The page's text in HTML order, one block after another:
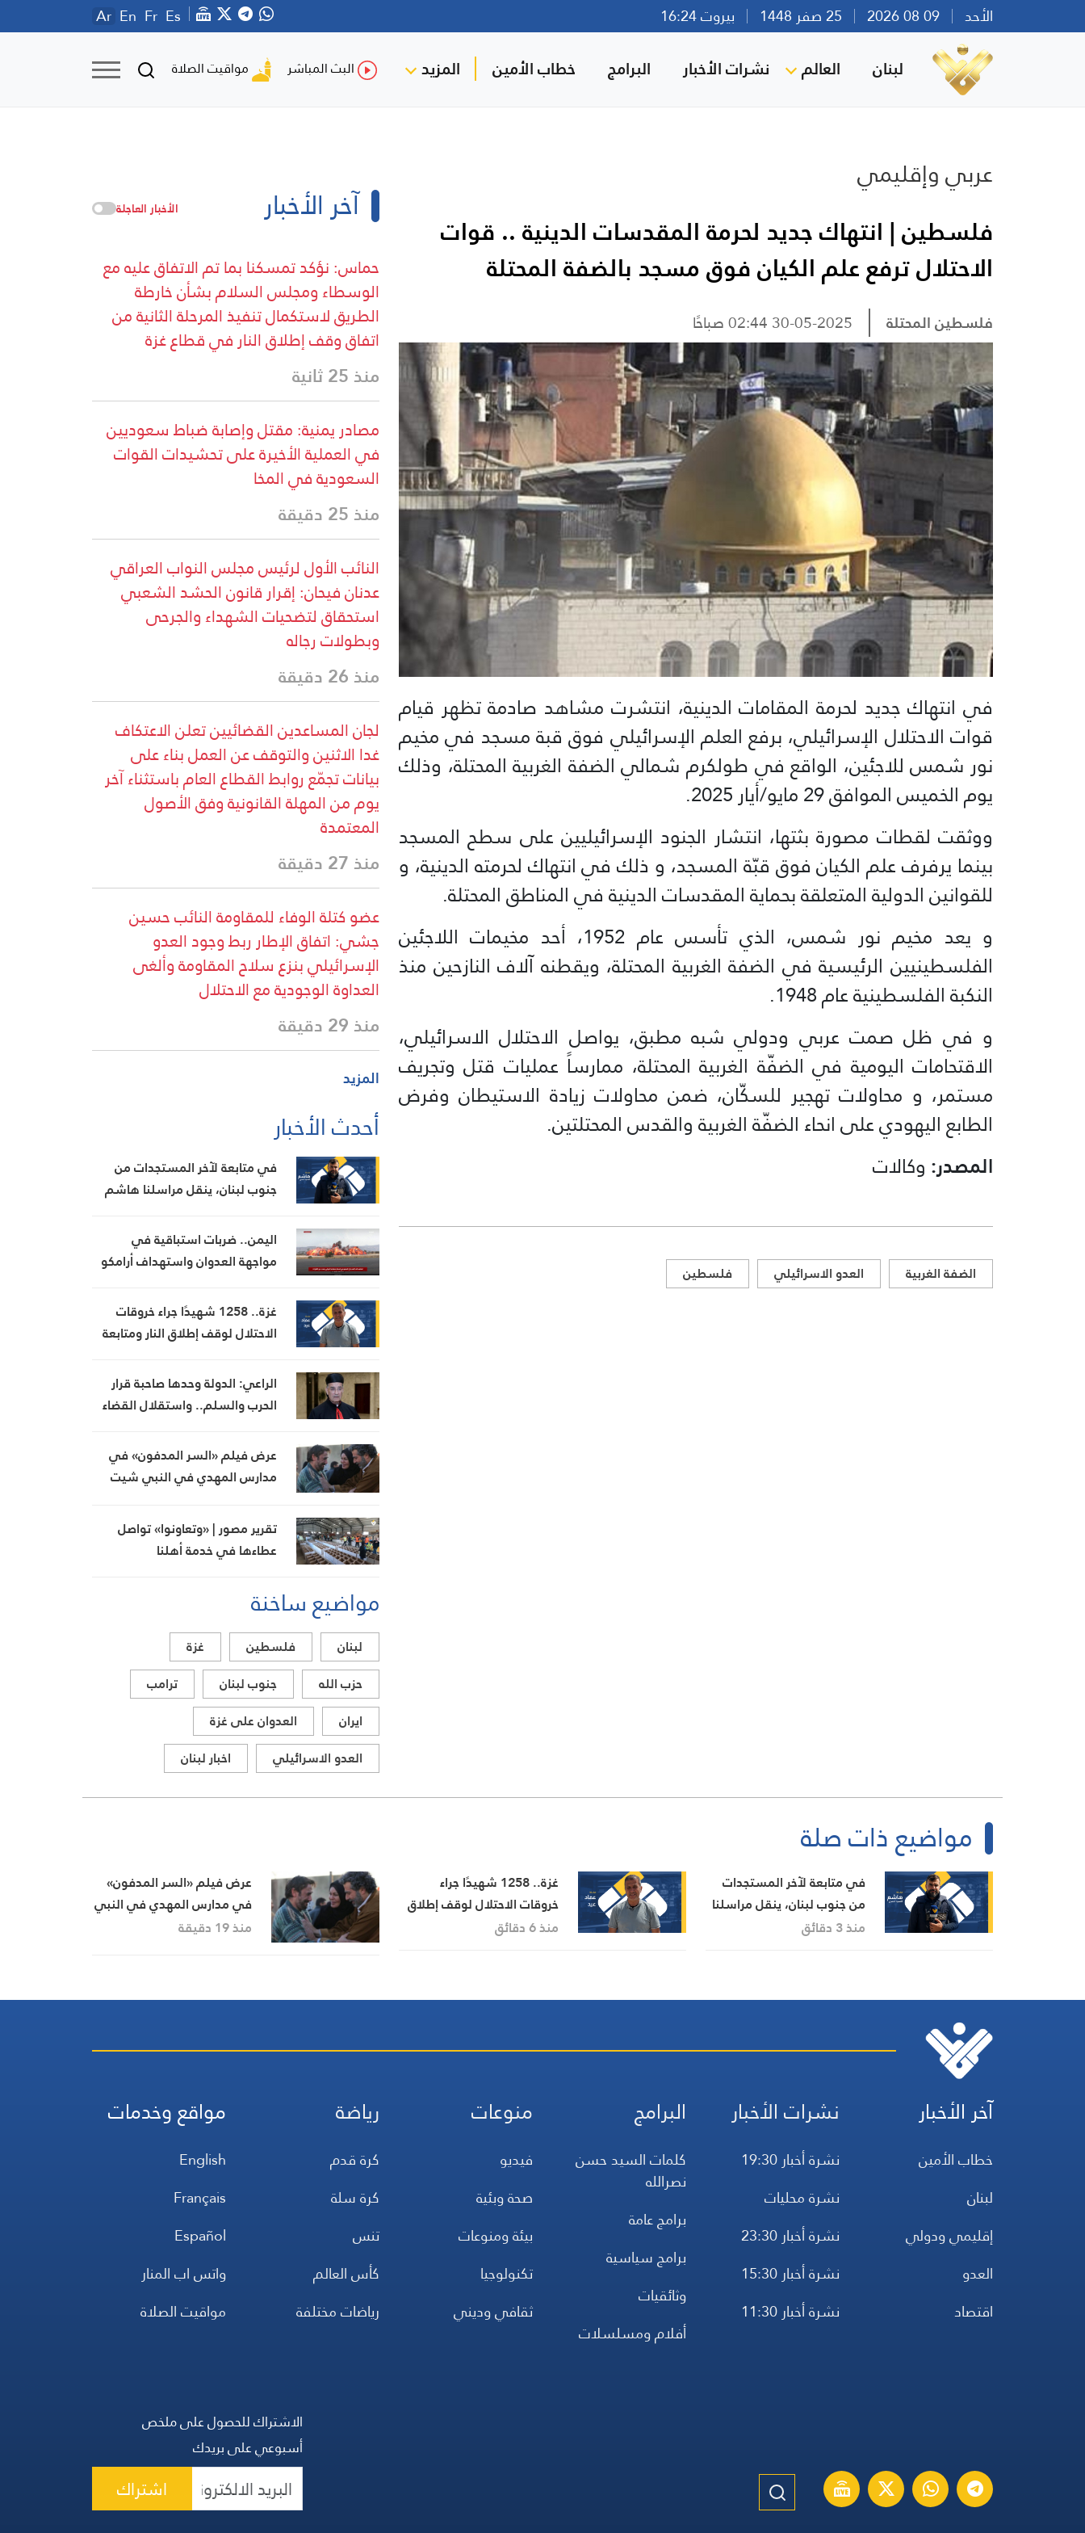
الأحد بيروت 16:24 Ar En Fr Es
لبنان العالم نشرات الأخبار البرامج خطاب الأمين المزيد البث المباشر مواقيت الصلاة
عربي وإقليمي
فلسطين | انتهاك جديد لحرمة المقدسات الدينية .. قوات
الاحتلال ترفع علم الكيان فوق مسجد بالضفة المحتلة
فلسطين المحتلة 30-05-2025 02:44 صباحًا
في انتهاك جديد لحرمة المقامات الدينية، انتشرت مشاهد صادمة تظهر قيام
قوات الاحتلال الإسرائيلي، برفع العلم الإسرائيلي فوق قبة مسجد في مخيم
نور شمس للاجئين، الواقع في طولكرم شمالي الضفة الغربية المحتلة، وذلك
يوم الخميس الموافق 29 مايو/أيار 2025.
ووثقت لقطات مصورة بثتها، انتشار الجنود الإسرائيليين على سطح المسجد
بينما يرفرف علم الكيان فوق قبّة المسجد، و ذلك في انتهاك لحرمته الدينية، و
للقوانين الدولية المتعلقة بحماية المقدسات الدينية في المناطق المحتلة.
و يعد مخيم نور شمس، الذي تأسس عام 1952، أحد مخيمات اللاجئين
الفلسطينيين الرئيسية في الضفة الغربية المحتلة، ويقطنه آلاف النازحين منذ
النكبة الفلسطينية عام 1948.
و في ظل صمت عربي ودولي شبه مطبق، يواصل الاحتلال الاسرائيلي،
الاقتحامات اليومية في الضفّة الغربية المحتلة، ممارساً عمليات قتل وتجريف
مستمر، و محاولات تهجير للسكّان، ضمن محاولات زيادة الاستيطان وفرض
الطابع اليهودي على انحاء الضفّة الغربية والقدس المحتلتين.
المصدر: وكالات
الضفة الغربية العدو الاسرائيلي فلسطين
آخر الأخبار الأخبار العاجلة
حماس: نؤكد تمسكنا بما تم الاتفاق عليه مع
الوسطاء ومجلس السلام بشأن خارطة
الطريق لاستكمال تنفيذ المرحلة الثانية من
اتفاق وقف إطلاق النار في قطاع غزة
منذ 25 ثانية
مصادر يمنية: مقتل وإصابة ضباط سعوديين
في العملية الأخيرة على تحشيدات القوات
السعودية في المخا
منذ 25 دقيقة
النائب الأول لرئيس مجلس النواب العراقي
عدنان فيحان: إقرار قانون الحشد الشعبي
استحقاق لتضحيات الشهداء والجرحى
وبطولات رجاله
منذ 26 دقيقة
لجان المساعدين القضائيين تعلن الاعتكاف
غدا الاثنين والتوقف عن العمل بناء على
بيانات تجمّع روابط القطاع العام باستثناء آخر
يوم من المهلة القانونية وفق الأصول
المعتمدة
منذ 27 دقيقة
عضو كتلة الوفاء للمقاومة النائب حسين
جشي: اتفاق الإطار ربط وجود العدو
الإسرائيلي بنزع سلاح المقاومة وألغى
العداوة الوجودية مع الاحتلال
منذ 29 دقيقة
المزيد
أحدث الأخبار
في متابعة لآخر المستجدات من
جنوب لبنان، ينقل مراسلنا هاشم
الميدانية
اليمن.. ضربات استباقية في
مواجهة العدوان واستهداف أرامكو
غزة.. 1258 شهيدًا جراء خروقات
الاحتلال لوقف إطلاق النار ومتابعة
الراعي: الدولة وحدها صاحبة قرار
الحرب والسلم.. واستقلال القضاء
عرض فيلم «السر المدفون» في
مدارس المهدي في النبي شيت
تقرير مصور | «وتعاونوا» تواصل
عطاءها في خدمة أهلنا
مواضيع ساخنة
لبنان فلسطين
غزة
حزب الله
جنوب لبنان
ترامب
ايران
العدوان على غزة
العدو الاسرائيلي
اخبار لبنان
مواضيع ذات صلة
في متابعة لآخر المستجدات
من جنوب لبنان، ينقل مراسلنا
هاشم السيد حسن تطورات
منذ 3 دقائق
غزة.. 1258 شهيدًا جراء
خروقات الاحتلال لوقف إطلاق
النار ومتابعة لآخر التطورات
منذ 6 دقائق
عرض فيلم «السر المدفون»
في مدارس المهدي في النبي
شيت بحضور واسع
منذ 19 دقيقة
آخر الأخبار
خطاب الأمين
لبنان
إقليمي ودولي
العدو
اقتصاد
نشرات الأخبار
نشرة أخبار 19:30
نشرة محليات
نشرة أخبار 23:30
نشرة أخبار 15:30
نشرة أخبار 11:30
البرامج
كلمات السيد حسن
نصرالله
برامج عامة
برامج سياسية
وثائقيات
أفلام ومسلسلات
منوعات
فيديو
صحة وبئية
بيئة ومنوعات
تكنولوجيا
ثقافي وديني
رياضة
كرة قدم
كرة سلة
تنس
كأس العالم
رياضات مختلفة
مواقع وخدمات
English
Français
Español
واتس اب المنار
مواقيت الصلاة
الاشتراك للحصول على ملخص
أسبوعي على بريدك
اشتراك